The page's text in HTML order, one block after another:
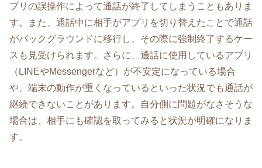
プリの誤操作によって通話が終了してしまうこともありま
す。また、通話中に相手がアプリを切り替えたことで通話
がバックグラウンドに移行し、その際に強制終了するケー
スも見受けられます。さらに、通話に使用しているアプリ
（LINEやMessengerなど）が不安定になっている場合
や、端末の動作が重くなっているといった状況でも通話が
継続できないことがあります。自分側に問題がなさそうな
場合は、相手にも確認を取ってみると状況が明確になりま
す。